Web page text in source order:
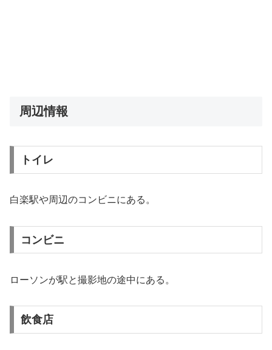
周辺情報
トイレ
白楽駅や周辺のコンビニにある。
コンビニ
ローソンが駅と撮影地の途中にある。
飲食店